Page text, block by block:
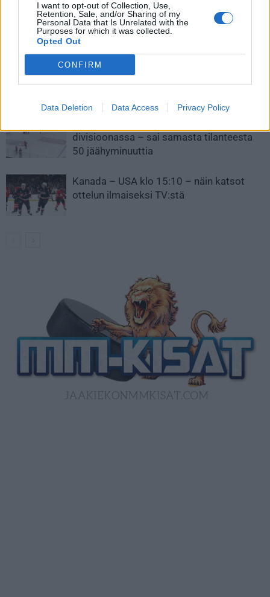
I want to opt-out of Collection, Use,
Retention, Sale, and/or Sharing of my
Personal Data that Is Unrelated with the
Purposes for which it was collected.
Opted Out
CONFIRM
Data Deletion Data Access Privacy Policy
LIITTYVÄT ARTIKKELIT LISÄÄ TEKIJÄLTÄ
Leijonat julkisti ketjut Sveitsi-peliin –
Aleksander Barkov tekee paluun
divisioonassa – sai samasta tilanteesta
50 jäähyminuuttia
Kanada – USA klo 15:10 – näin katsot
ottelun ilmaiseksi TV:stä